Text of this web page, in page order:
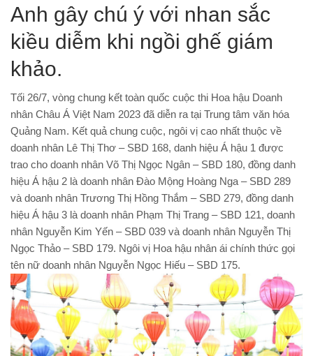
Anh gây chú ý với nhan sắc
kiều diễm khi ngồi ghế giám
khảo.
Tối 26/7, vòng chung kết toàn quốc cuộc thi Hoa hậu Doanh
nhân Châu Á Việt Nam 2023 đã diễn ra tại Trung tâm văn hóa
Quảng Nam. Kết quả chung cuộc, ngôi vị cao nhất thuộc về
doanh nhân Lê Thị Thơ – SBD 168, danh hiệu Á hậu 1 được
trao cho doanh nhân Võ Thị Ngọc Ngân – SBD 180, đồng danh
hiệu Á hậu 2 là doanh nhân Đào Mộng Hoàng Nga – SBD 289
và doanh nhân Trương Thị Hồng Thắm – SBD 279, đồng danh
hiệu Á hậu 3 là doanh nhân Phạm Thị Trang – SBD 121, doanh
nhân Nguyễn Kim Yến – SBD 039 và doanh nhân Nguyễn Thị
Ngọc Thảo – SBD 179. Ngôi vị Hoa hậu nhân ái chính thức gọi
tên nữ doanh nhân Nguyễn Ngọc Hiếu – SBD 175.